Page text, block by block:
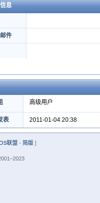
息
件
高级用户
表 2011-01-04 20:38
联盟 - 简版 ]